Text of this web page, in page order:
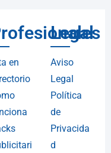
en
Legal
Aviso
Legal
Política
de
Privacida
d